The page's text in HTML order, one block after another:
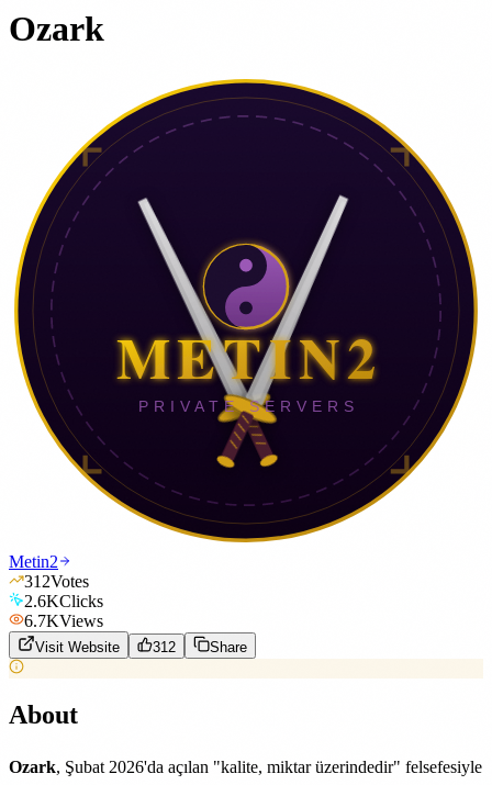
Ozark
Metin2
312Votes
2.6KClicks
6.7KViews
Visit Website 312 Share
About
Ozark, Şubat 2026'da açılan "kalite, miktar üzerindedir" felsefesiyle